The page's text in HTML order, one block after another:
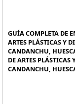
GUÍA COMPLETA DE
ARTES PLÁSTICAS Y
CANDANCHU,
DE ARTES PLÁSTICAS
CANDANCHU,